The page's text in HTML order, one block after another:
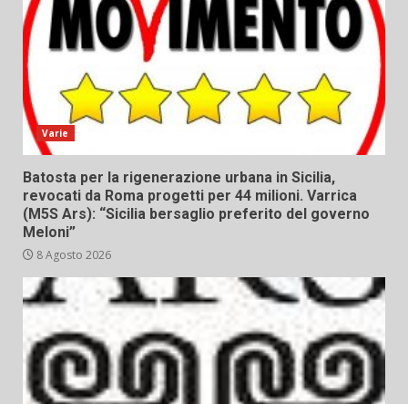
Varie
Batosta per la rigenerazione urbana in Sicilia,
revocati da Roma progetti per 44 milioni. Varrica
(M5S Ars): “Sicilia bersaglio preferito del governo
Meloni”
8 Agosto 2026